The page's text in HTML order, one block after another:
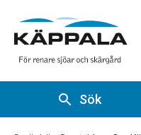
Sök